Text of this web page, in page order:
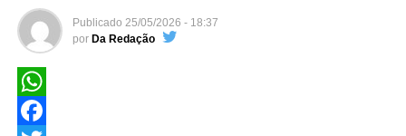
Publicado 25/05/2026 - 18:37
por Da Redação
WhatsApp